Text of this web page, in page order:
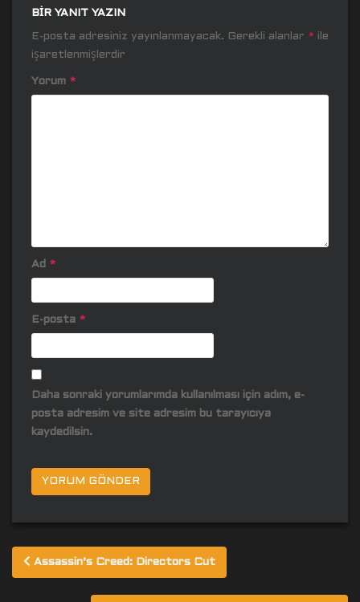
BIR YANIT YAZIN
E-posta adresiniz yayınlanmayacak. Gerekli alanlar * ile
işaretlenmişlerdir
Yorum *
Ad *
E-posta *
Daha sonraki yorumlarımda kullanılması için adım, e-
posta adresim ve site adresim bu tarayıcıya
kaydedilsin.
Yazı
gezinmesi
Assassin’s Creed: Directors Cut